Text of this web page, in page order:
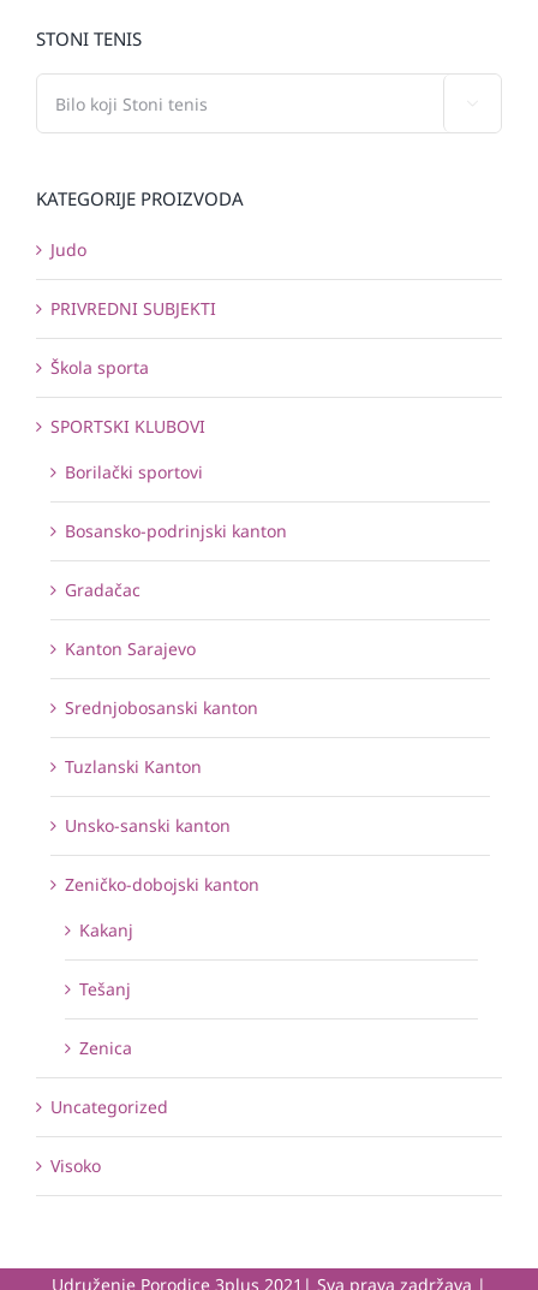
STONI TENIS
KATEGORIJE PROIZVODA
Judo
PRIVREDNI SUBJEKTI
Škola sporta
SPORTSKI KLUBOVI
Borilački sportovi
Bosansko-podrinjski kanton
Gradačac
Kanton Sarajevo
Srednjobosanski kanton
Tuzlanski Kanton
Unsko-sanski kanton
Zeničko-dobojski kanton
Kakanj
Tešanj
Zenica
Uncategorized
Visoko
Udruženje Porodice 3plus 2021| Sva prava zadržava |